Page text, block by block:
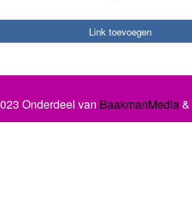
Link toevoegen
Onderdeel van BaakmanMedia&